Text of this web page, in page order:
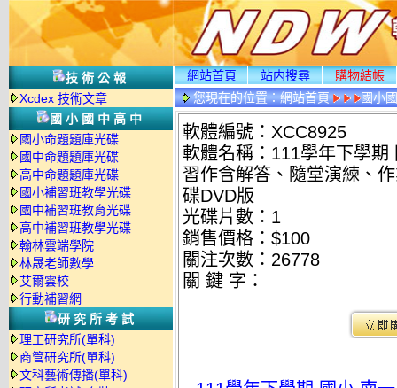
技術公報
Xcdex 技術文章
國小國中高中
國小命題題庫光碟
國中命題題庫光碟
高中命題題庫光碟
國小補習班教學光碟
國中補習班教育光碟
高中補習班教學光碟
翰林雲端學院
林晟老師數學
艾爾雲校
行動補習網
研究所考試
理工研究所(單科)
商管研究所(單科)
文科藝術傳播(單科)
網站首頁 站内搜尋
購物結帳
您現在的位置：網站首頁 國小
軟體編號：XCC8925
軟體名稱：111學年下學
習作含解答、隨堂演練、
碟DVD版
光碟片數：1
銷售價格：$100
關注次數： 26778
關 鍵 字：